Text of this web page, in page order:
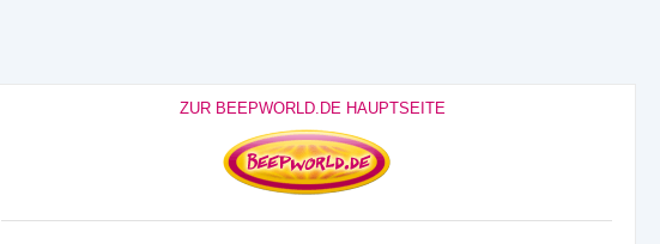
ZUR BEEPWORLD.DE HAUPTSEITE